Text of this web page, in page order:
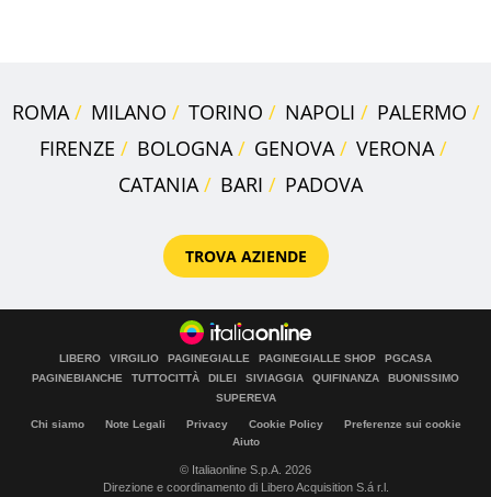
ROMA MILANO TORINO NAPOLI
PALERMO
FIRENZE
BOLOGNA GENOVA
VERONA
CATANIA
BARI PADOVA
TROVA AZIENDE
LIBERO VIRGILIO PAGINEGIALLE PAGINEGIALLE SHOP
PGCASA
PAGINEBIANCHE
TUTTOCITTÀ DILEI SIVIAGGIA QUIFINANZA
BUONISSIMO
SUPEREVA
Chi siamo Note Legali Privacy Cookie Policy
Preferenze sui cookie
Aiuto
© Italiaonline S.p.A. 2026
Direzione e coordinamento di Libero Acquisition S.á r.l.